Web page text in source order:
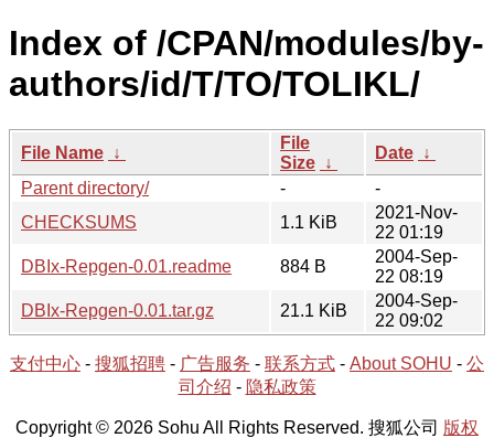
Index of /CPAN/modules/by-
authors/id/T/TO/TOLIKL/
File Name ↓
File
Size ↓
Date ↓
Parent directory/
-
-
CHECKSUMS
1.1 KiB
2021-Nov-
22 01:19
DBIx-Repgen-0.01.readme
884 B
2004-Sep-
22 08:19
DBIx-Repgen-0.01.tar.gz
21.1 KiB
2004-Sep-
22 09:02
支付中心 - 搜狐招聘 - 广告服务 - 联系方式 - About SOHU - 公
司介绍 - 隐私政策
Copyright © 2026 Sohu All Rights Reserved. 搜狐公司 版权